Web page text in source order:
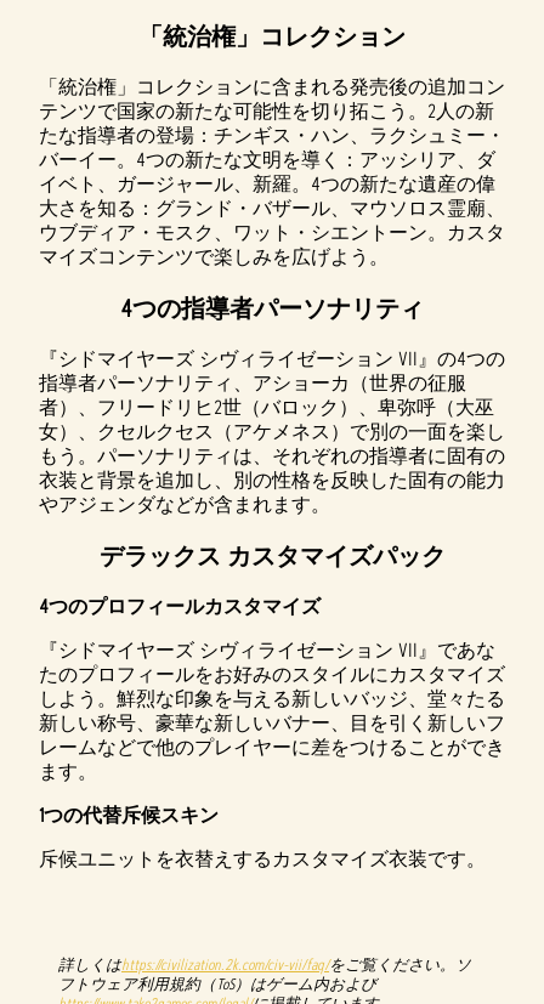
「統治権」コレクション
「統治権」コレクションに含まれる発売後の追加コン
テンツで国家の新たな可能性を切り拓こう。2人の新
たな指導者の登場：チンギス・ハン、ラクシュミー・
バーイー。4つの新たな文明を導く：アッシリア、ダ
イベト、ガージャール、新羅。4つの新たな遺産の偉
大さを知る：グランド・バザール、マウソロス霊廟、
ウブディア・モスク、ワット・シエントーン。カスタ
マイズコンテンツで楽しみを広げよう。
4つの指導者パーソナリティ
『シドマイヤーズ シヴィライゼーション VII』の4つの
指導者パーソナリティ、アショーカ（世界の征服
者）、フリードリヒ2世（バロック）、卑弥呼（大巫
女）、クセルクセス（アケメネス）で別の一面を楽し
もう。パーソナリティは、それぞれの指導者に固有の
衣装と背景を追加し、別の性格を反映した固有の能力
やアジェンダなどが含まれます。
デラックス カスタマイズパック
4つのプロフィールカスタマイズ
『シドマイヤーズ シヴィライゼーション VII』であな
たのプロフィールをお好みのスタイルにカスタマイズ
しよう。鮮烈な印象を与える新しいバッジ、堂々たる
新しい称号、豪華な新しいバナー、目を引く新しいフ
レームなどで他のプレイヤーに差をつけることができ
ます。
1つの代替斥候スキン
斥候ユニットを衣替えするカスタマイズ衣装です。
詳しくはhttps://civilization.2k.com/civ-vii/faq/をご覧ください。ソ
フトウェア利用規約（ToS）はゲーム内および